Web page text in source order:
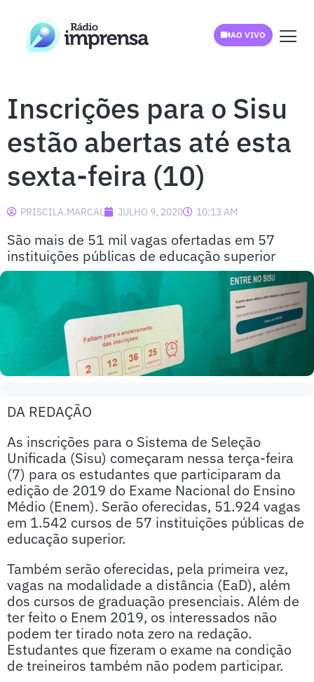
AO VIVO
Inscrições para o Sisu
estão abertas até esta
sexta-feira (10)
PRISCILA.MARCAL JULHO 9, 2020 10:13 AM
São mais de 51 mil vagas ofertadas em 57
instituições públicas de educação superior
DA REDAÇÃO
As inscrições para o Sistema de Seleção
Unificada (Sisu) começaram nessa terça-feira
(7) para os estudantes que participaram da
edição de 2019 do Exame Nacional do Ensino
Médio (Enem). Serão oferecidas, 51.924 vagas
em 1.542 cursos de 57 instituições públicas de
educação superior.
Também serão oferecidas, pela primeira vez,
vagas na modalidade a distância (EaD), além
dos cursos de graduação presenciais. Além de
ter feito o Enem 2019, os interessados não
podem ter tirado nota zero na redação.
Estudantes que fizeram o exame na condição
de treineiros também não podem participar.